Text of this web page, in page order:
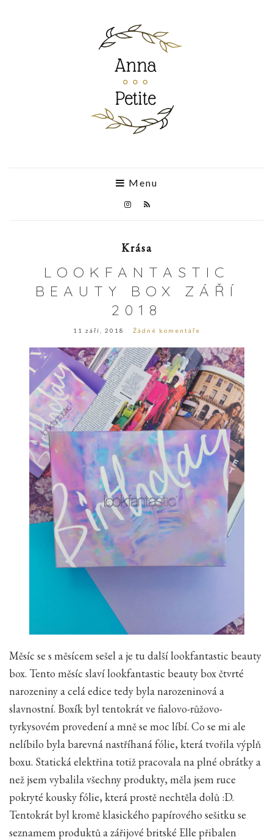
Menu
Krása
LOOKFANTASTIC
BEAUTY BOX ZÁŘÍ
2018
11 září, 2018 Žádné komentáře
Měsíc se s měsícem sešel a je tu další lookfantastic beauty
box. Tento měsíc slaví lookfantastic beauty box čtvrté
narozeniny a celá edice tedy byla narozeninová a
slavnostní. Boxík byl tentokrát ve fialovo-růžovo-
tyrkysovém provedení a mně se moc líbí. Co se mi ale
nelíbilo byla barevná nastříhaná fólie, která tvořila výplň
boxu. Statická elektřina totiž pracovala na plné obrátky a
než jsem vybalila všechny produkty, měla jsem ruce
pokryté kousky fólie, která prostě nechtěla dolů :D.
Tentokrát byl kromě klasického papírového sešitku se
seznamem produktů a zářijové britské Elle přibalen